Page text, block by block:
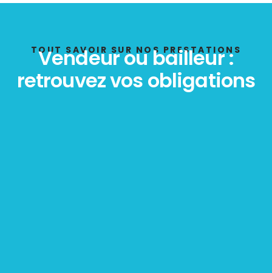
POLLUTION
TOUT SAVOIR SUR NOS PRESTATIONS
Vendeur ou bailleur :
retrouvez vos obligations